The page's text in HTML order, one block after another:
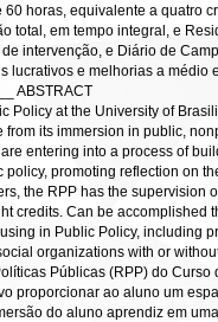
horas, equivalente a quatro
em tempo integral, e
intervenção, e Diário de
e melhorias a
ABSTRACT
at the University of
its immersion in public,
entering into a process of
promoting reflection on
the RPP has the supervision
credits. Can be
in Public Policy, including
organizations with or
Públicas (RPP) do
proporcionar ao aluno um
do aluno aprendiz em